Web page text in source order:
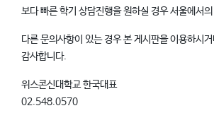
보다 빠른 학기 상담진행을 원하실 경우 서울에서
다른 문의사항이 있는 경우 본 게시판을 이용하
감사합니다.
위스콘신대학교 한국대표
02.548.0570